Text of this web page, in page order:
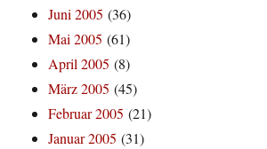
Juni 2005 (36)
Mai 2005 (61)
April 2005 (8)
März 2005 (45)
Februar 2005 (21)
Januar 2005 (31)